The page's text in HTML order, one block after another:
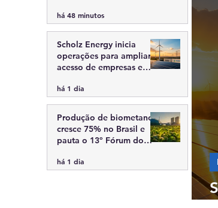
12/2026 no Setor de
há 48 minutos
Scholz Energy inicia
operações para ampliar
acesso de empresas e
Mercado Livre de Energia
há 1 dia
Produção de biometano
cresce 75% no Brasil e
pauta o 13º Fórum do
há 1 dia